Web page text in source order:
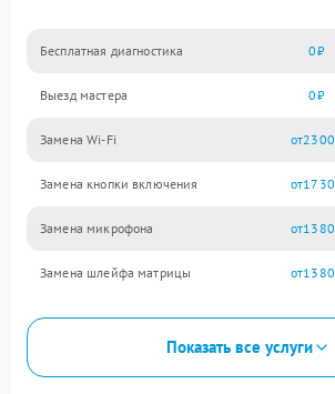
Бесплатная диагностика 0
Выезд мастера 0
Замена Wi-Fi 2300
Замена кнопки включения 1730
Замена микрофона 1380
Замена шлейфа матрицы 1380
Показать все услуги